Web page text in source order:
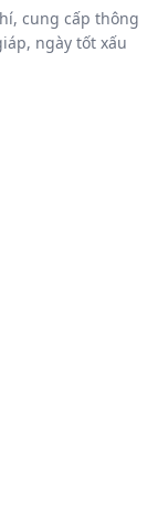
cung cấp thông
ngày tốt xấu